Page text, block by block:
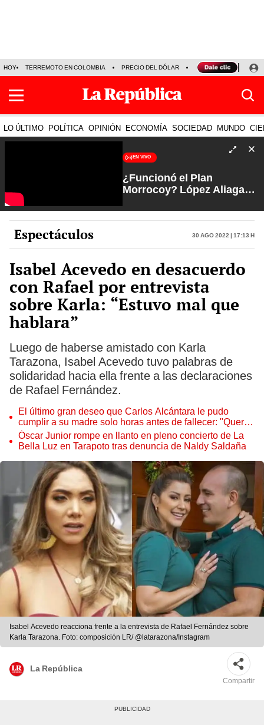
HOY TERREMOTO EN COLOMBIA PRECIO DEL DÓLAR KEIKO FUJIMORI
LO ÚLTIMO POLÍTICA OPINIÓN ECONOMÍA SOCIEDAD MUNDO
EN VIVO
¿Funcionó el Plan
Morrocoy? López Aliaga
jugada al JNE | Arde Troya
con Juliana Oxenford
Espectáculos 30 Ago 2022 | 17:13 h
Isabel Acevedo en desacuerdo
con Rafael por entrevista
sobre Karla: “Estuvo mal que
hablara”
Luego de haberse amistado con Karla
Tarazona, Isabel Acevedo tuvo palabras de
solidaridad hacia ella frente a las declaraciones
de Rafael Fernández.
El último gran deseo que Carlos Alcántara le pudo
cumplir a su madre solo horas antes de fallecer: "Quería
darle esta sorpresa"
Óscar Junior rompe en llanto en pleno concierto de La
Bella Luz en Tarapoto tras denuncia de Naldy Saldaña
Isabel Acevedo reacciona frente a la entrevista de Rafael Fernández sobre
Karla Tarazona. Foto: composición LR/ @latarazona/Instagram
La República
Compartir